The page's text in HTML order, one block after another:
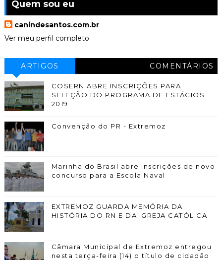
Quem sou eu
canindesantos.com.br
Ver meu perfil completo
ARTIGOS COMENTÁRIOS
COSERN ABRE INSCRIÇÕES PARA
SELEÇÃO DO PROGRAMA DE ESTÁGIOS
2019
Convenção do PR - Extremoz
Marinha do Brasil abre inscrições de novo
concurso para a Escola Naval
EXTREMOZ GUARDA MEMÓRIA DA
HISTÓRIA DO RN E DA IGREJA CATÓLICA
Câmara Municipal de Extremoz entregou
nesta terça-feira (14) o título de cidadão